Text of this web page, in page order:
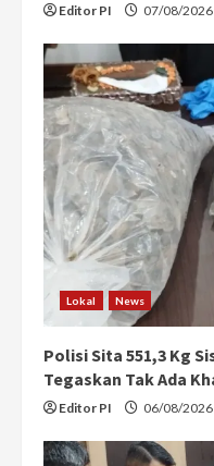
Editor PI 07/08/2026
Lokal News
Polisi Sita 551,3 Kg
Tegaskan Tak Ada
Editor PI 06/08/2026